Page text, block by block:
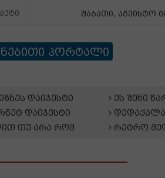
შაბათი, აგვისტო
პორტალი
დაიჯესტი
დაიჯესტი
თუ არა რომ
ეს შენი
რეტრო